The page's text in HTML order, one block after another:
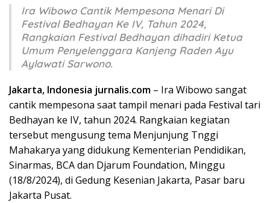
Ira Wibowo Cantik Mempesona Menari Di
Festival Bedhayan Ke IV, Tahun 2024,
Rangkaian Festival Bedhayan dihadiri Ketua
Umum Penyelenggara Kanjeng Raden Ayu
Aylawati Sarwono.
Jakarta, Indonesia jurnalis.com – Ira Wibowo sangat
cantik mempesona saat tampil menari pada Festival tari
Bedhayan ke IV, tahun 2024. Rangkaian kegiatan
tersebut mengusung tema Menjunjung Tnggi
Mahakarya yang didukung Kementerian Pendidikan,
Sinarmas, BCA dan Djarum Foundation, Minggu
(18/8/2024), di Gedung Kesenian Jakarta, Pasar baru
Jakarta Pusat.